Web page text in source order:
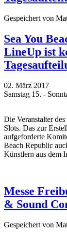
Gespeichert von
Sea You
LineUp ist
02. März 2017
Samstag 15. -
Die Veranstalter
Slots. Das zur
aufgeforderte
Beach Republic
Künstlern aus dem
Messe
& Sound
Gespeichert von